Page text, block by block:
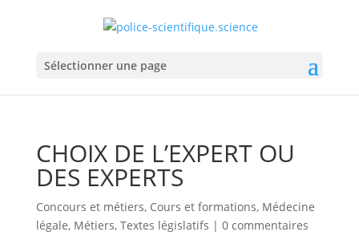
Sélectionner une page
CHOIX DE L’EXPERT OU
DES EXPERTS
Concours et métiers, Cours et formations, Médecine
légale, Métiers, Textes législatifs | 0 commentaires